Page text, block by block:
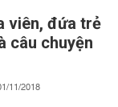
viên, đứa trẻ
câu chuyện
11/2018